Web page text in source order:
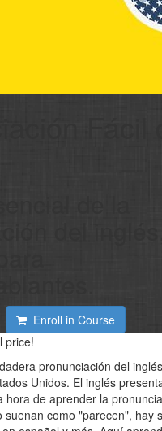
Enroll in Course
price!
pronunciación del
Unidos. El inglés
hora de aprender la
suenan como "parecen", hay